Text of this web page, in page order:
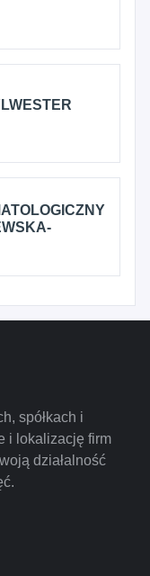
spółkach i
i lokalizację firm
działalność